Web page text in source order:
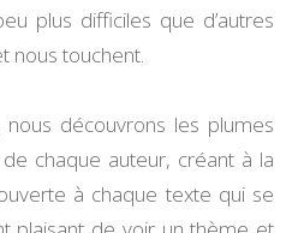
plus difficiles que d’autres
nous touchent.
nous découvrons les plumes
chaque auteur, créant à la
à chaque texte qui se